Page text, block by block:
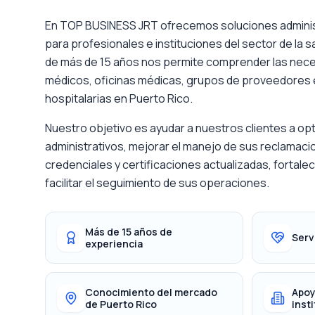
En TOP BUSINESS JRT ofrecemos soluciones
para profesionales e instituciones del sector de la
de más de 15 años nos permite comprender las
médicos, oficinas médicas, grupos de
hospitalarias en Puerto Rico.
Nuestro objetivo es ayudar a nuestros clientes a
administrativos, mejorar el manejo de sus
credenciales y certificaciones actualizadas,
facilitar el seguimiento de sus operaciones.
Más de 15 años de
experiencia
Conocimiento del mercado
de Puerto Rico